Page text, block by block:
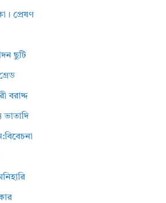
প্রেষণ
ছুটি
বরাদ্দ
ভাতাদি